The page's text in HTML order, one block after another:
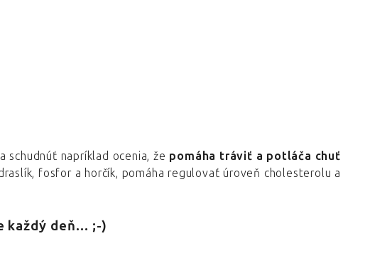
schudnúť napríklad ocenia, že pomáha tráviť a potláča chuť
fosfor a horčík, pomáha regulovať úroveň cholesterolu a
každý deň... ;-)